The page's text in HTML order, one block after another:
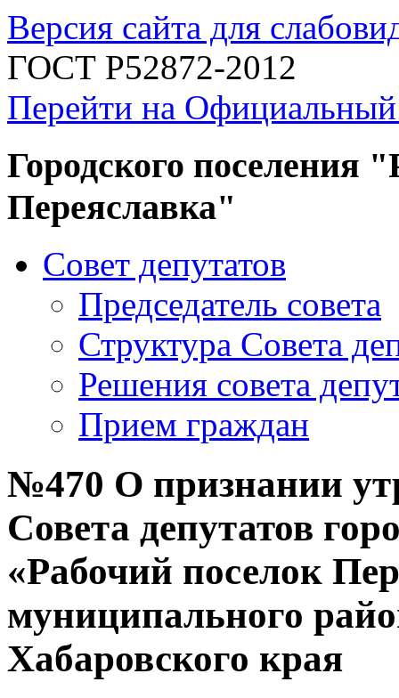
Версия сайта для
ГОСТ Р52872-2012
Перейти на
Городского поселения
Переяславка"
Совет депутатов
Председатель совета
Структура Совета
Решения совета
Прием граждан
№470 О признании
Совета депутатов
«Рабочий поселок
муниципального
Хабаровского края